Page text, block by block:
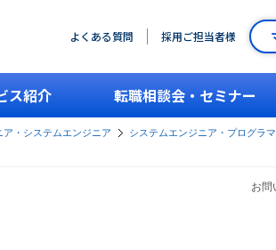
よくある質問 採用ご担当者様
ス紹介 転職相談会・セミナー
ア・システムエンジニア システムエンジニア・プログラマ
お